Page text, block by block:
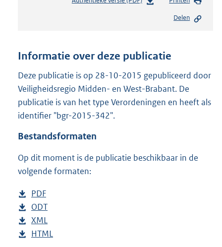
n
s
o
:
Delen
Informatie over deze publicatie
Deze publicatie is op 28-10-2015 gepubliceerd door
Veiligheidsregio Midden- en West-Brabant. De
publicatie is van het type Verordeningen en heeft als
identifier "bgr-2015-342".
Bestandsformaten
Op dit moment is de publicatie beschikbaar in de
volgende formaten:
D
o
w
n
PDF
e
s
t
D
o
w
ODT
s
D
o
XML
e
D
HTML